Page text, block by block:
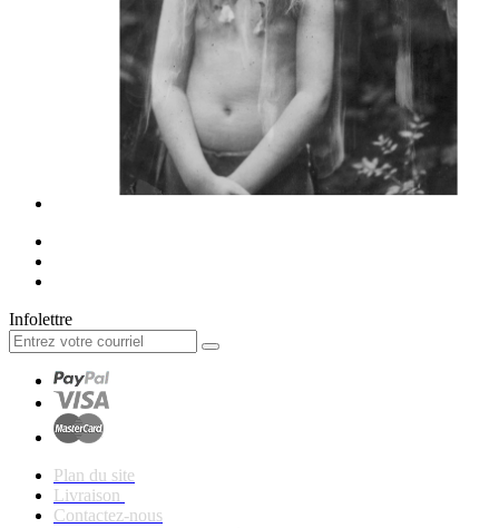
Infolettre
Plan du site
Livraison
Contactez-nous